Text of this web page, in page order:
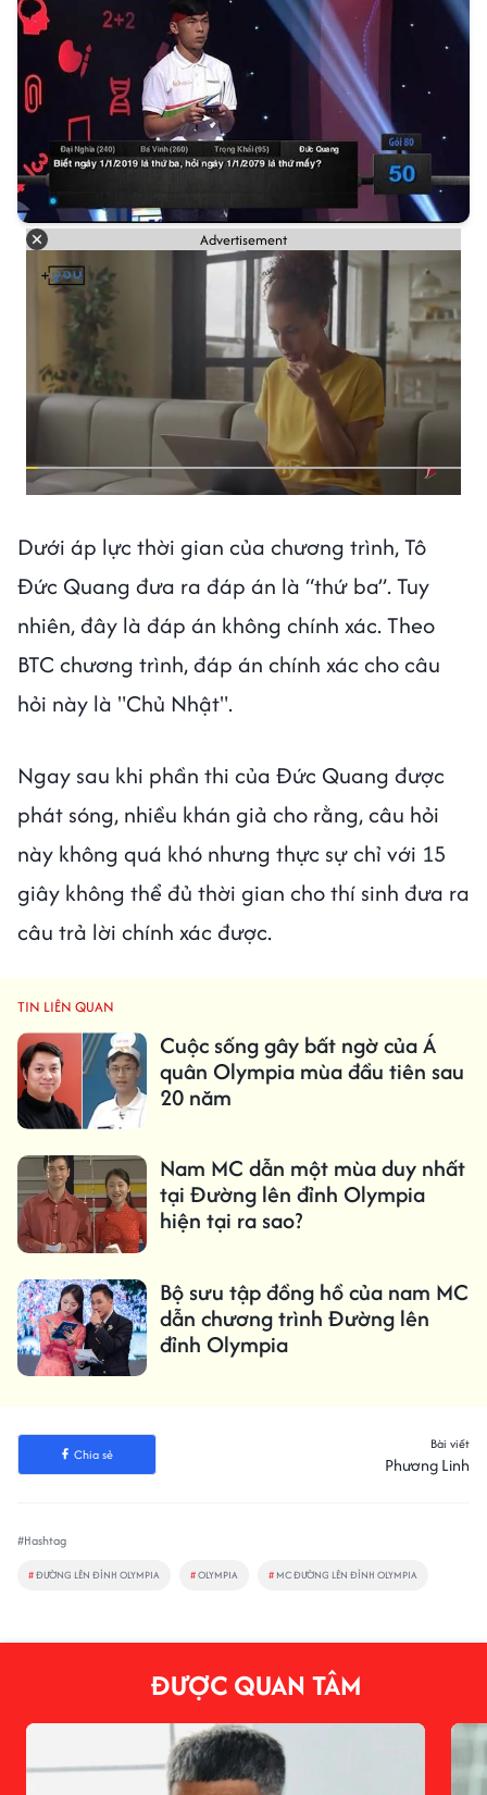
Advertisement
Dưới áp lực thời gian của chương trình, Tô
Đức Quang đưa ra đáp án là “thứ ba”. Tuy
nhiên, đây là đáp án không chính xác. Theo
BTC chương trình, đáp án chính xác cho câu
hỏi này là "Chủ Nhật".
Ngay sau khi phần thi của Đức Quang được
phát sóng, nhiều khán giả cho rằng, câu hỏi
này không quá khó nhưng thực sự chỉ với 15
giây không thể đủ thời gian cho thí sinh đưa ra
câu trả lời chính xác được.
TIN LIÊN QUAN
Cuộc sống gây bất ngờ của Á
quân Olympia mùa đầu tiên sau
20 năm
Nam MC dẫn một mùa duy nhất
tại Đường lên đỉnh Olympia
hiện tại ra sao?
Bộ sưu tập đồng hồ của nam MC
dẫn chương trình Đường lên
đỉnh Olympia
Chia sẻ
Bài viết
Phương Linh
#Hashtag
#ĐƯỜNG LÊN ĐỈNH OLYMPIA #OLYMPIA # MC ĐƯỜNG LÊN ĐỈNH OLYMPIA
ĐƯỢC QUAN TÂM